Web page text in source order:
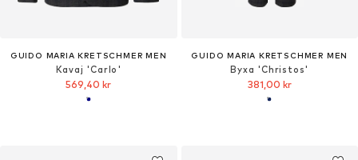
GUIDO MARIA KRETSCHMER MEN
Kavaj 'Carlo'
569,40 kr
GUIDO MARIA KRETSCHMER MEN
Byxa 'Christos'
381,00 kr